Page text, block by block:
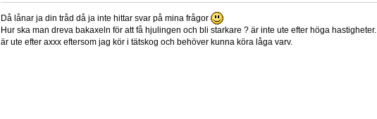
Då lånar ja din tråd då ja inte hittar svar på mina frågor
Hur ska man dreva bakaxeln för att få hjulingen och bli starkare ? är inte ute efter höga hastigheter.
är ute efter axxx eftersom jag kör i tätskog och behöver kunna köra låga varv.